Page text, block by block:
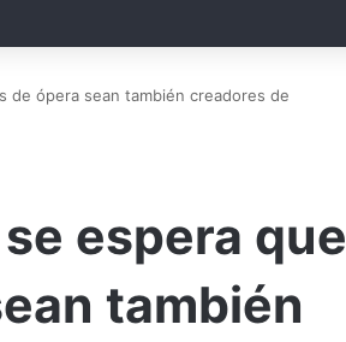
de ópera sean también creadores de
espera que
también